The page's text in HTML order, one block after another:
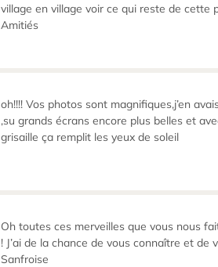
village en village voir ce qui reste de cette
Amitiés
oh!!!! Vos photos sont magnifiques,j’en
,su grands écrans encore plus belles et
grisaille ça remplit les yeux de soleil
Oh toutes ces merveilles que vous nous
! J’ai de la chance de vous connaître et de
Sanfroise